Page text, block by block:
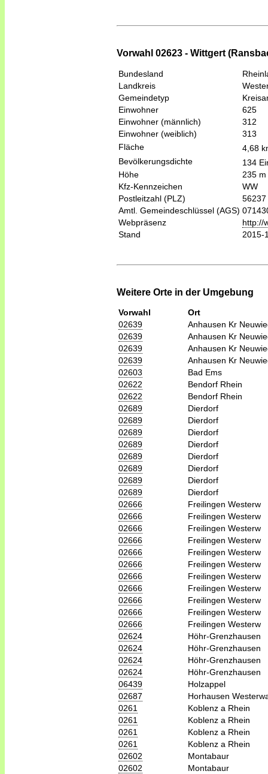
Vorwahl 02623 - Wittgert
Bundesland
Landkreis
Gemeindetyp
Einwohner
625
Einwohner (männlich)
312
Einwohner (weiblich)
313
Fläche
4,68
Bevölkerungsdichte
134
Höhe
235
Kfz-Kennzeichen
WW
Postleitzahl (PLZ)
56237
Amtl. Gemeindeschlüssel (AGS)
Webpräsenz
http://
Stand
2015-
Weitere Orte in der Umgebung
Vorwahl
Ort
02639
Anhausen Kr
02639
Anhausen Kr
02639
Anhausen Kr
02639
Anhausen Kr
02603
Bad Ems
02622
Bendorf Rhein
02622
Bendorf Rhein
02689
Dierdorf
02689
Dierdorf
02689
Dierdorf
02689
Dierdorf
02689
Dierdorf
02689
Dierdorf
02689
Dierdorf
02689
Dierdorf
02666
Freilingen Westerw
02666
Freilingen Westerw
02666
Freilingen Westerw
02666
Freilingen Westerw
02666
Freilingen Westerw
02666
Freilingen Westerw
02666
Freilingen Westerw
02666
Freilingen Westerw
02666
Freilingen Westerw
02666
Freilingen Westerw
02666
Freilingen Westerw
02624
Höhr-Grenzhausen
02624
Höhr-Grenzhausen
02624
Höhr-Grenzhausen
02624
Höhr-Grenzhausen
06439
Holzappel
02687
Horhausen
0261
Koblenz a Rhein
0261
Koblenz a Rhein
0261
Koblenz a Rhein
0261
Koblenz a Rhein
02602
Montabaur
02602
Montabaur